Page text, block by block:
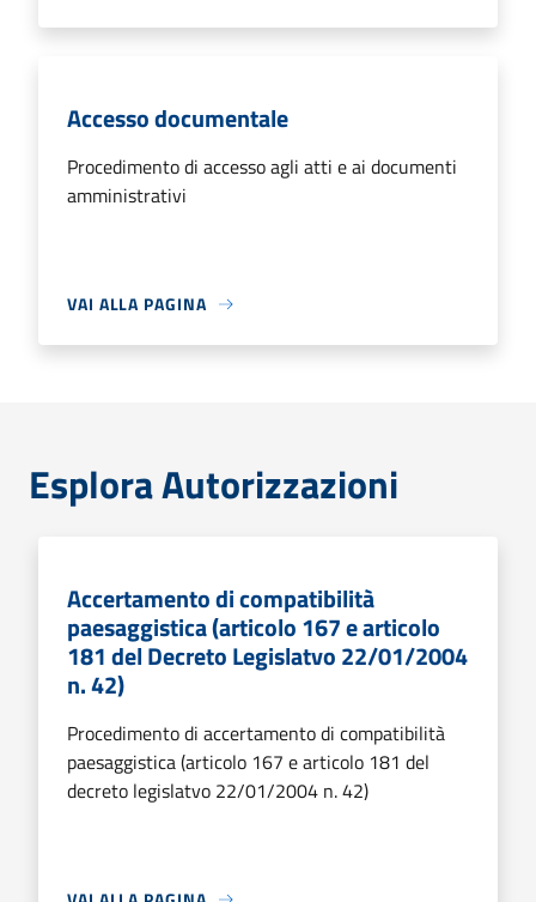
Accesso documentale
Procedimento di accesso agli atti e ai documenti
amministrativi
VAI ALLA PAGINA
Esplora Autorizzazioni
Accertamento di compatibilità
paesaggistica (articolo 167 e articolo
181 del Decreto Legislatvo 22/01/2004
n. 42)
Procedimento di accertamento di compatibilità
paesaggistica (articolo 167 e articolo 181 del
decreto legislatvo 22/01/2004 n. 42)